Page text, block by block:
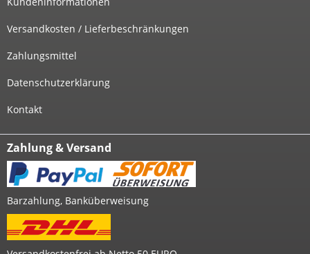
Versandkosten / Lieferbeschränkungen
Zahlungsmittel
Datenschutzerklärung
Kontakt
Zahlung & Versand
Barzahlung, Banküberweisung